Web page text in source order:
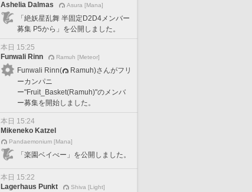
Ashelia Dalmas
Asura [Mana]
「絶妖星乱舞 半固定D2D4メンバー
募集 P5から」を公開しました。
本日 15:25
Funwali Rinn
Ramuh [Meteor]
Funwali Rinn(
Ramuh)さんがフリ
ーカンパニ
ー"Fruit_Basket(Ramuh)"のメンバ
ー募集を開始しました。
本日 15:24
Mikeneko Katzel
Pandaemonium [Mana]
「楽園ベイべー」を公開しました。
本日 15:22
Lagerhaus Punkt
Shiva [Light]